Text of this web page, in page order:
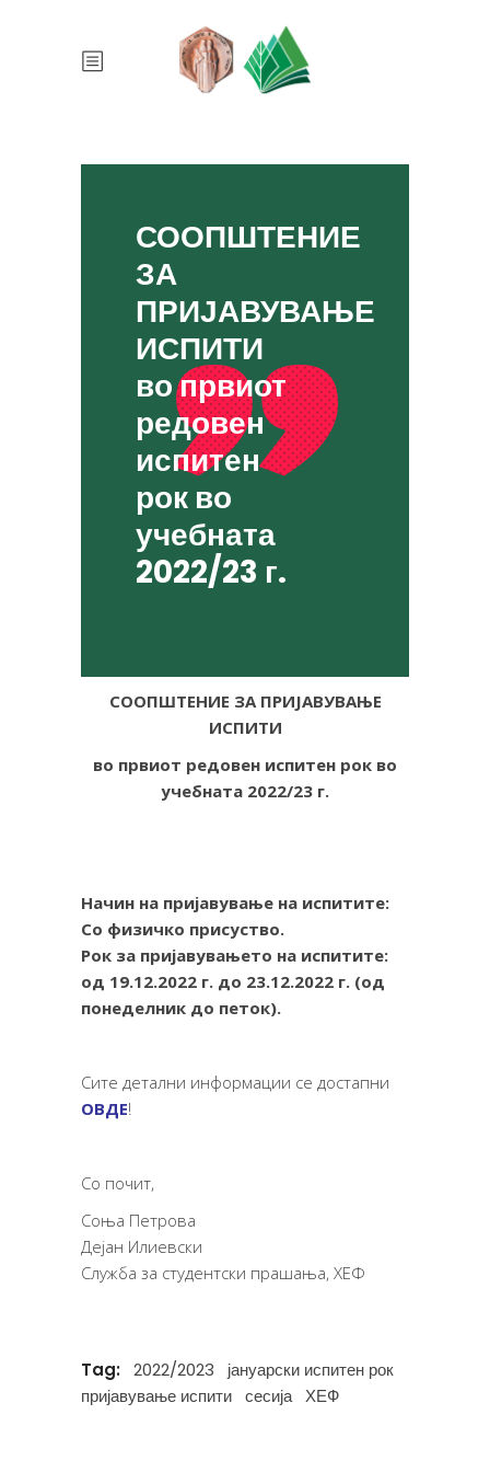
СООПШТЕНИЕ
ЗА
ПРИЈАВУВАЊЕ
ИСПИТИ
во првиот
редовен
испитен
рок во
учебната
2022/23 г.
СООПШТЕНИЕ ЗА ПРИЈАВУВАЊЕ
ИСПИТИ
во првиот редовен испитен рок во
учебната 2022/23 г.
Начин на пријавување на испитите:
Со физичко присуство.
Рок за пријавувањето на испитите:
од 19.12.2022 г. до 23.12.2022 г. (од
понеделник до петок).
Сите детални информации се достапни
ОВДЕ!
Со почит,
Соња Петрова
Дејан Илиевски
Служба за студентски прашања, ХЕФ
Tag: 2022/2023
јануарски испитен рок
пријавување испити сесија ХЕФ